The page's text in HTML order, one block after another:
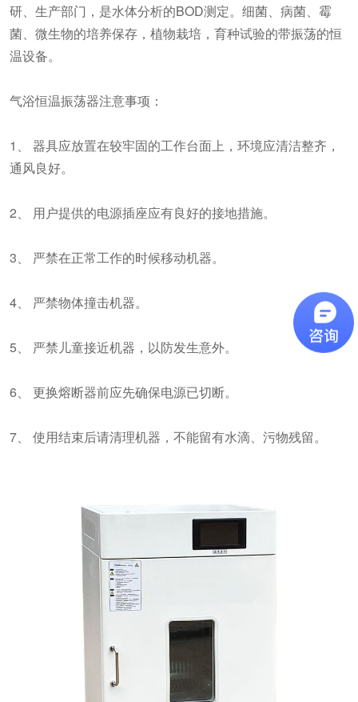
研、生产部门，是水体分析的BOD测定。细菌、病菌、霉
菌、微生物的培养保存，植物栽培，育种试验的带振荡的恒
温设备。
气浴恒温振荡器注意事项：
1、 器具应放置在较牢固的工作台面上，环境应清洁整齐，
通风良好。
2、 用户提供的电源插座应有良好的接地措施。
3、 严禁在正常工作的时候移动机器。
4、 严禁物体撞击机器。
5、 严禁儿童接近机器，以防发生意外。
6、 更换熔断器前应先确保电源已切断。
7、 使用结束后请清理机器，不能留有水滴、污物残留。